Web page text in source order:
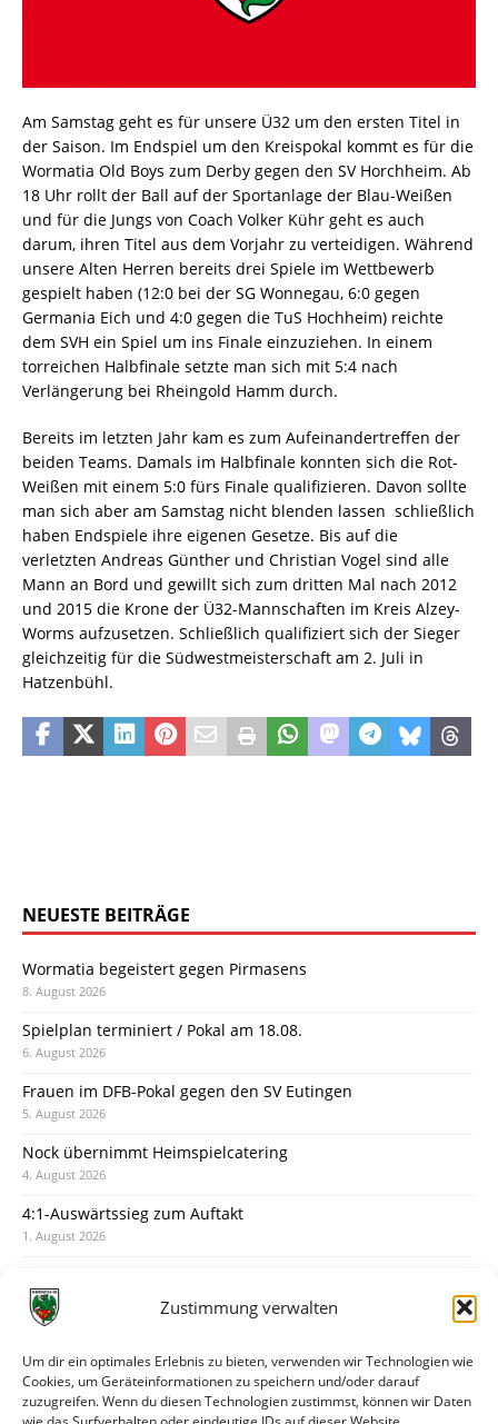
Zustimmung verwalten
Um dir ein optimales Erlebnis zu bieten, verwenden wir Technologien wie
Cookies, um Geräteinformationen zu speichern und/oder darauf
zuzugreifen. Wenn du diesen Technologien zustimmst, können wir Daten
Am Samstag geht es für unsere Ü32 um den ersten Titel in
der Saison. Im Endspiel um den Kreispokal kommt es für die
Wormatia Old Boys zum Derby gegen den SV Horchheim. Ab
18 Uhr rollt der Ball auf der Sportanlage der Blau-Weißen
und für die Jungs von Coach Volker Kühr geht es auch
darum, ihren Titel aus dem Vorjahr zu verteidigen. Während
unsere Alten Herren bereits drei Spiele im Wettbewerb
gespielt haben (12:0 bei der SG Wonnegau, 6:0 gegen
Germania Eich und 4:0 gegen die TuS Hochheim) reichte
dem SVH ein Spiel um ins Finale einzuziehen. In einem
torreichen Halbfinale setzte man sich mit 5:4 nach
Verlängerung bei Rheingold Hamm durch.
Bereits im letzten Jahr kam es zum Aufeinandertreffen der
beiden Teams. Damals im Halbfinale konnten sich die Rot-
Weißen mit einem 5:0 fürs Finale qualifizieren. Davon sollte
man sich aber am Samstag nicht blenden lassen  schließlich
haben Endspiele ihre eigenen Gesetze. Bis auf die
verletzten Andreas Günther und Christian Vogel sind alle
Mann an Bord und gewillt sich zum dritten Mal nach 2012
und 2015 die Krone der Ü32-Mannschaften im Kreis Alzey-
Worms aufzusetzen. Schließlich qualifiziert sich der Sieger
gleichzeitig für die Südwestmeisterschaft am 2. Juli in
Hatzenbühl.
NEUESTE BEITRÄGE
Wormatia begeistert gegen Pirmasens
8. August 2026
Spielplan terminiert / Pokal am 18.08.
6. August 2026
Frauen im DFB-Pokal gegen den SV Eutingen
5. August 2026
Nock übernimmt Heimspielcatering
4. August 2026
4:1-Auswärtssieg zum Auftakt
1. August 2026
31. Juli 2026
30. Juli 2026
Deine Spielminute: 89+1
28. Juli 2026